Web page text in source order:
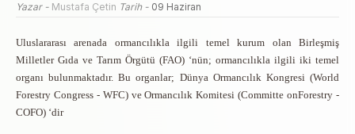
Yazar - Mustafa Çetin Tarih - 09 Haziran
Uluslararası arenada ormancılıkla ilgili temel kurum olan Birleşmiş
Milletler Gıda ve Tarım Örgütü (FAO) ‘nün; ormancılıkla ilgili iki temel
organı bulunmaktadır. Bu organlar; Dünya Ormancılık Kongresi (World
Forestry Congress - WFC) ve Ormancılık Komitesi (Committe onForestry -
COFO) ‘dir